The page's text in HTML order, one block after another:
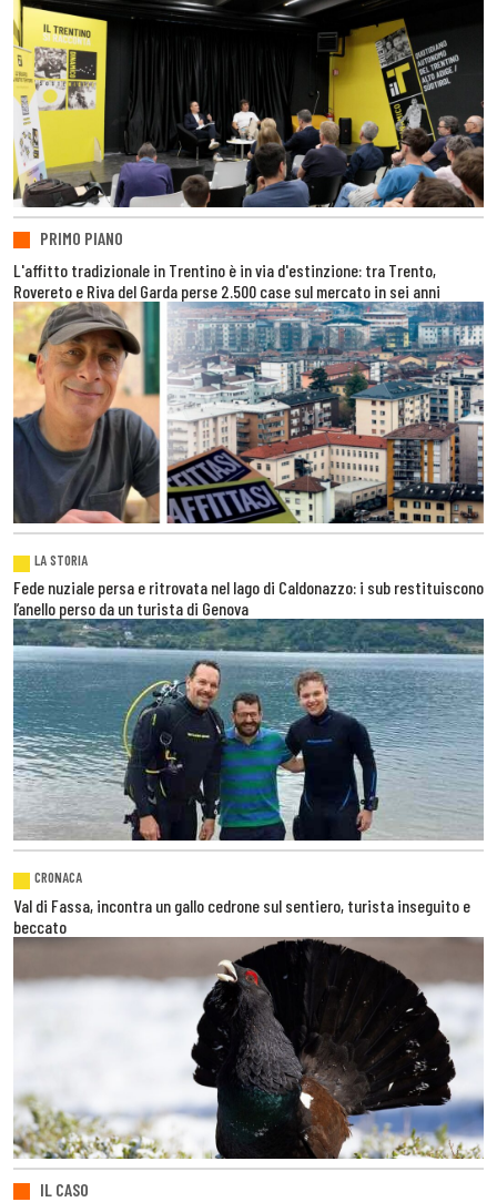
PRIMO PIANO
L'affitto tradizionale in Trentino è in via d'estinzione: tra Trento,
Rovereto e Riva del Garda perse 2.500 case sul mercato in sei anni
LA STORIA
Fede nuziale persa e ritrovata nel lago di Caldonazzo: i sub restituiscono
l’anello perso da un turista di Genova
CRONACA
Val di Fassa, incontra un gallo cedrone sul sentiero, turista inseguito e
beccato
IL CASO